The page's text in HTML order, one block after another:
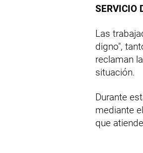
SERVICIO
Las
digno",
reclaman
situación.
Durante
mediante el
que